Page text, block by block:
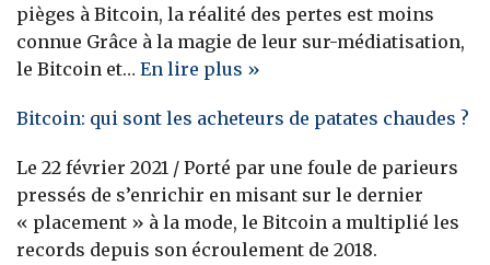
pièges à Bitcoin, la réalité des pertes est moins
connue Grâce à la magie de leur sur-médiatisation,
le Bitcoin et… En lire plus »
Bitcoin: qui sont les acheteurs de patates chaudes ?
Le 22 février 2021 / Porté par une foule de parieurs
pressés de s’enrichir en misant sur le dernier
« placement » à la mode, le Bitcoin a multiplié les
records depuis son écroulement de 2018.